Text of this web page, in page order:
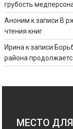
грубость
Аноним к записиВ
чтения книг
Ирина к записи
района
МЕСТО